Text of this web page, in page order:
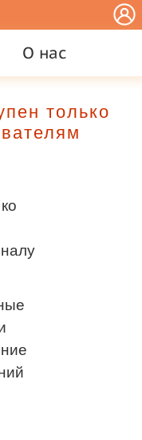
О нас
только